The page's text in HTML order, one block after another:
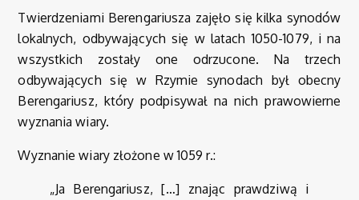
Twierdzeniami Berengariusza zajęło się kilka synodów
lokalnych, odbywających się w latach 1050-1079, i na
wszystkich zostały one odrzucone. Na trzech
odbywających się w Rzymie synodach był obecny
Berengariusz, który podpisywał na nich prawowierne
wyznania wiary.
Wyznanie wiary złożone w 1059 r.:
„Ja Berengariusz, […] znając prawdziwą i